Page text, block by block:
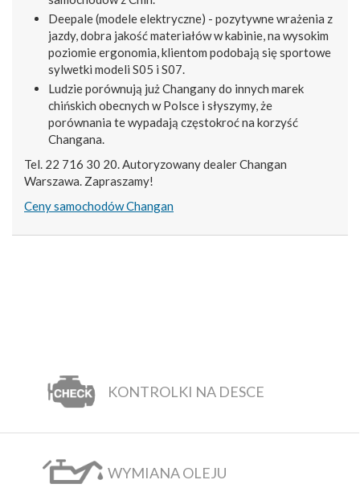
Deepale (modele elektryczne) - pozytywne wrażenia z
jazdy, dobra jakość materiałów w kabinie, na wysokim
poziomie ergonomia, klientom podobają się sportowe
sylwetki modeli S05 i S07.
Ludzie porównują już Changany do innych marek
chińskich obecnych w Polsce i słyszymy, że
porównania te wypadają częstokroć na korzyść
Changana.
Tel. 22 716 30 20. Autoryzowany dealer Changan
Warszawa. Zapraszamy!
Ceny samochodów Changan
KONTROLKI NA DESCE
WYMIANA OLEJU